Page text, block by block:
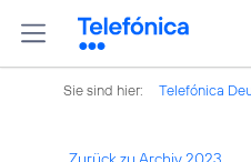
Sie sind hier: Telefónica